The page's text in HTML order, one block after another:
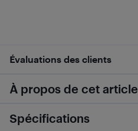
Évaluations des clients
À propos de cet article
Spécifications